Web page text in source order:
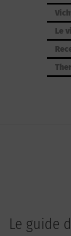
Le
Le guide